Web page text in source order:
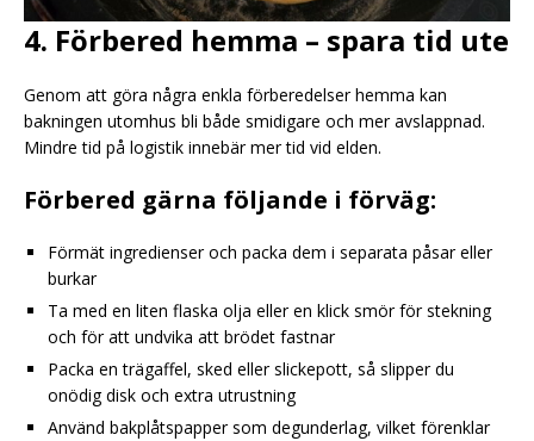
4. Förbered hemma – spara tid ute
Genom att göra några enkla förberedelser hemma kan
bakningen utomhus bli både smidigare och mer avslappnad.
Mindre tid på logistik innebär mer tid vid elden.
Förbered gärna följande i förväg:
Förmät ingredienser och packa dem i separata påsar eller
burkar
Ta med en liten flaska olja eller en klick smör för stekning
och för att undvika att brödet fastnar
Packa en trägaffel, sked eller slickepott, så slipper du
onödig disk och extra utrustning
Använd bakplåtspapper som degunderlag, vilket förenklar